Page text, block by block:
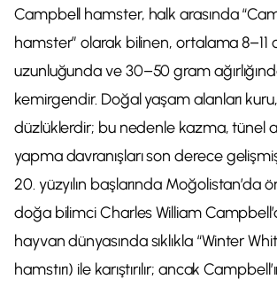
Campbell hamster, halk arasında
hamster” olarak bilinen, ortalama 8–11
uzunluğunda ve 30–50 gram
kemirgendir. Doğal yaşam alanları
düzlüklerdir; bu nedenle kazma, tünel
yapma davranışları son derece
20. yüzyılın başlarında Moğolistan’da
doğa bilimci Charles William
hayvan dünyasında sıklıkla “Winter
hamstırı) ile karıştırılır; ancak